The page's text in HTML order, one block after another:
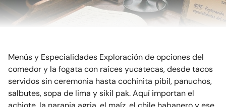
Menús y Especialidades Exploración de opciones del
comedor y la fogata con raíces yucatecas, desde tacos
servidos sin ceremonia hasta cochinita pibil, panuchos,
salbutes, sopa de lima y sikil pak. Aquí importan el